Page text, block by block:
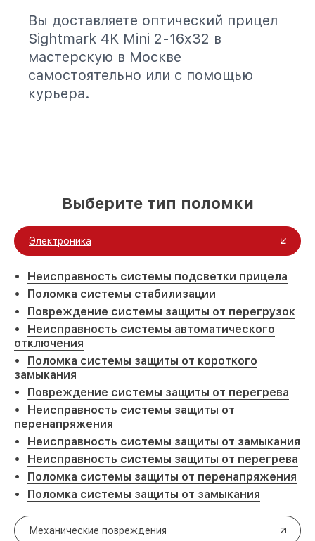
Вы доставляете оптический прицел
Sightmark 4K Mini 2-16x32 в
мастерскую в Москве
самостоятельно или с помощью
курьера.
Выберите тип поломки
Электроника
Неисправность системы подсветки прицела
Поломка системы стабилизации
Повреждение системы защиты от перегрузок
Неисправность системы автоматического
отключения
Поломка системы защиты от короткого
замыкания
Повреждение системы защиты от перегрева
Неисправность системы защиты от
перенапряжения
Неисправность системы защиты от замыкания
Неисправность системы защиты от перегрева
Поломка системы защиты от перенапряжения
Поломка системы защиты от замыкания
Механические повреждения